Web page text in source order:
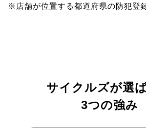
※店舗が位置する都道府県の防犯登
サイクルズが選
3つの強み